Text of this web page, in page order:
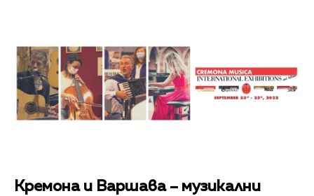
Кремона и Варшава – музикални